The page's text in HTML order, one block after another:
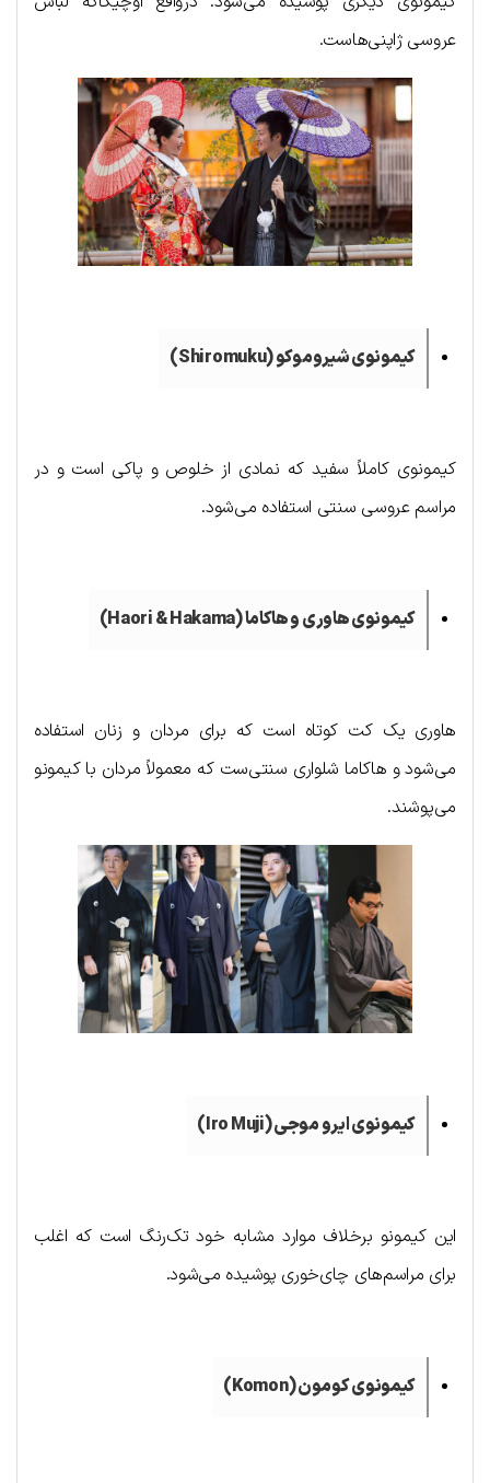
عروسی ژاپنی‌هاست.
کیمونوی شیروموکو (Shiromuku
)
کیمونوی کاملاً سفید که نمادی از خلوص و پاکی است و در
مراسم عروسی سنتی استفاده می‌شود.
کیمونوی هاوری و هاکاما (Haori & Hakama
)
هاوری یک کت کوتاه است که برای مردان و زنان استفاده
می‌شود و هاکاما شلواری سنتی‌ست که معمولاً مردان با کیمونو
می‌پوشند.
کیمونوی ایرو موجی (Iro Muji
)
این کیمونو برخلاف موارد مشابه خود تک‌رنگ است که اغلب
برای مراسم‌های چای‌خوری پوشیده می‌شود.
کیمونوی کومون (Komon
)